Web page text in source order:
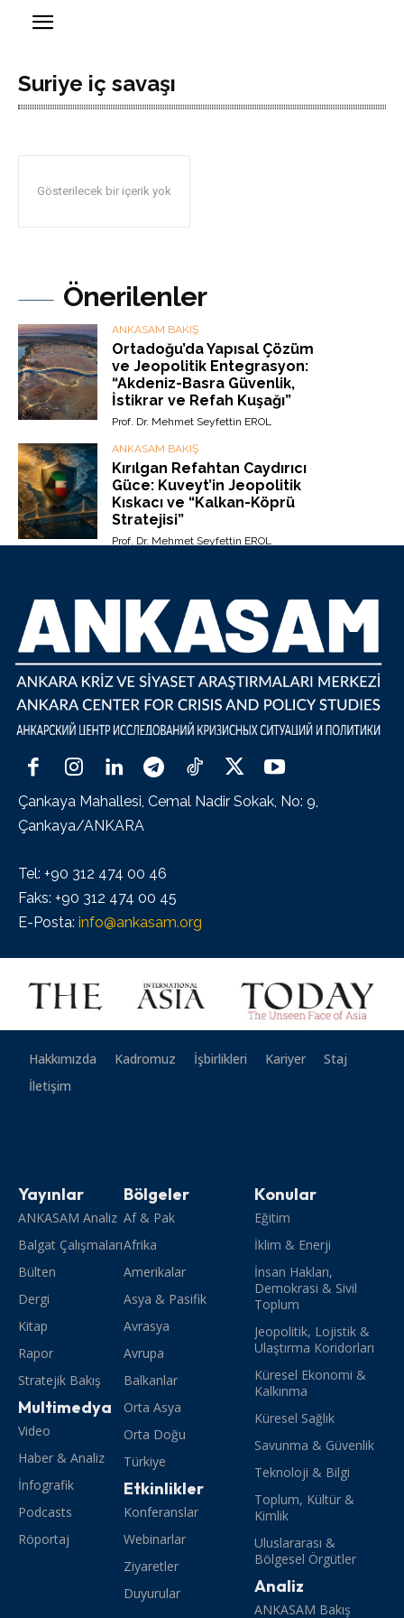
Suriye iç savaşı
Gösterilecek bir içerik yok
Önerilenler
ANKASAM BAKIŞ
Ortadoğu’da Yapısal Çözüm
ve Jeopolitik Entegrasyon:
“Akdeniz-Basra Güvenlik,
İstikrar ve Refah Kuşağı”
Prof. Dr. Mehmet Seyfettin EROL
ANKASAM BAKIŞ
Kırılgan Refahtan Caydırıcı
Güce: Kuveyt’in Jeopolitik
Kıskacı ve “Kalkan-Köprü
Stratejisi”
Prof. Dr. Mehmet Seyfettin EROL
Çankaya Mahallesi, Cemal Nadir Sokak, No: 9,
Çankaya/ANKARA
Tel: +90 312 474 00 46
Faks: +90 312 474 00 45
E-Posta: info@ankasam.org
Hakkımızda Kadromuz İşbirlikleri Kariyer
Staj
İletişim
Yayınlar
ANKASAM Analiz
Balgat Çalışmaları
Bülten
Dergi
Kitap
Rapor
Stratejik Bakış
Multimedya
Video
Haber & Analiz
İnfografik
Podcasts
Röportaj
Bölgeler
Af & Pak
Afrika
Amerikalar
Asya & Pasifik
Avrasya
Avrupa
Balkanlar
Orta Asya
Orta Doğu
Türkiye
Etkinlikler
Konferanslar
Webinarlar
Ziyaretler
Duyurular
Konular
Eğitim
İklim & Enerji
İnsan Hakları,
Demokrasi & Sivil
Toplum
Jeopolitik, Lojistik &
Ulaştırma Koridorları
Küresel Ekonomi &
Kalkınma
Küresel Sağlık
Savunma & Güvenlik
Teknoloji & Bilgi
Toplum, Kültür &
Kimlik
Uluslararası &
Bölgesel Örgütler
Analiz
ANKASAM Bakış